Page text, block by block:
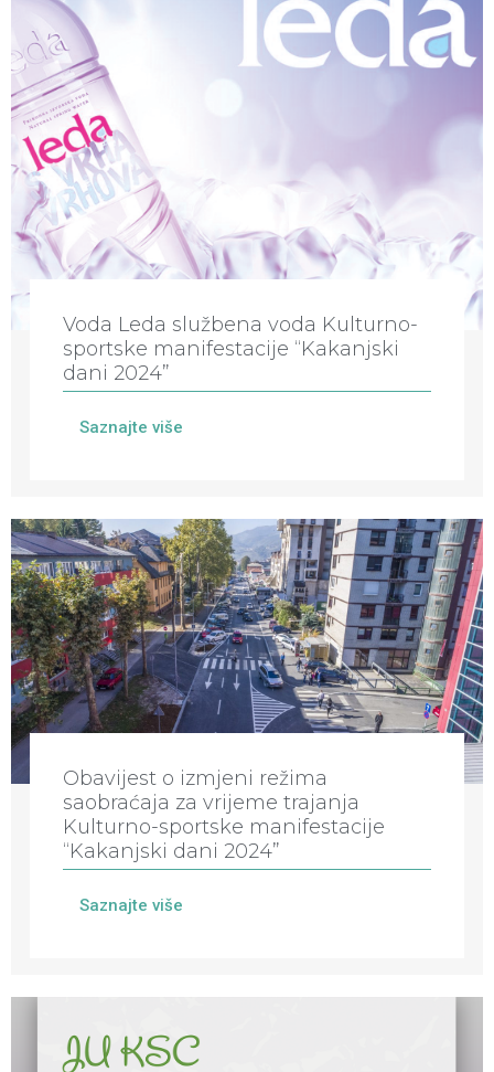
Voda Leda službena voda Kulturno-
sportske manifestacije “Kakanjski
dani 2024”
Saznajte više
Obavijest o izmjeni režima
saobraćaja za vrijeme trajanja
Kulturno-sportske manifestacije
“Kakanjski dani 2024”
Saznajte više